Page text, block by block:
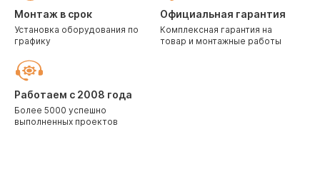
Монтаж в срок
Установка оборудования по
графику
Официальная гарантия
Комплексная гарантия на
товар и монтажные работы
Работаем с 2008 года
Более 5000 успешно
выполненных проектов